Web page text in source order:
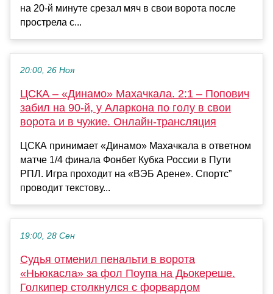
на 20-й минуте срезал мяч в свои ворота после
прострела с...
20:00, 26 Ноя
ЦСКА – «Динамо» Махачкала. 2:1 – Попович
забил на 90-й, у Аларкона по голу в свои
ворота и в чужие. Онлайн-трансляция
ЦСКА принимает «Динамо» Махачкала в ответном
матче 1/4 финала Фонбет Кубка России в Пути
РПЛ. Игра проходит на «ВЭБ Арене». Спортс”
проводит текстову...
19:00, 28 Сен
Судья отменил пенальти в ворота
«Ньюкасла» за фол Поупа на Дьокереше.
Голкипер столкнулся с форвардом